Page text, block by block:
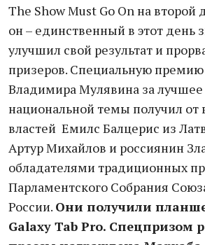
The Show Must Go On на второй
он – единственный в этот день
улучшил свой результат и
призеров. Специальную
Владимира Мулявина за
национальной темы получил от
властей Емилс Балцерис из
Артур Михайлов и россиянин
обладателями традиционных
Парламентского Собрания
России. Они получили
Galaxy Tab Pro. Спецпризом